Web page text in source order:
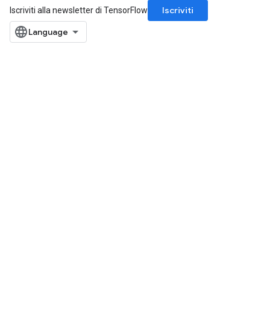
Iscriviti alla newsletter di TensorFlow
Iscriviti